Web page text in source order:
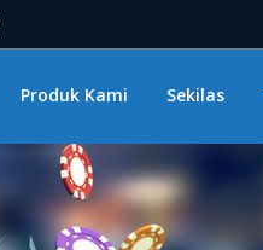
Produk Kami Sekilas